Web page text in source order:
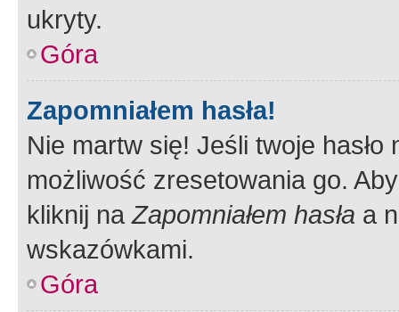
ukryty.
Góra
Zapomniałem hasła!
Nie martw się! Jeśli twoje
możliwość zresetowania go.
kliknij naZapomniałem hasła a
wskazówkami.
Góra